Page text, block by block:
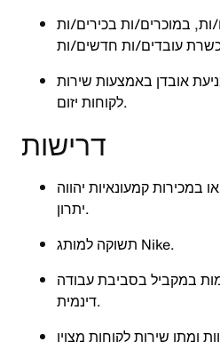
ות, במוכרים/ות בכירים/ות
אובדן באמצעות שירות
לקוחות יזום.
דרישות
במכירות קמעונאיות יהווה
יתרון.
תשוקה למותג Nike.
במקביל בסביבת עבודה
דינמית.